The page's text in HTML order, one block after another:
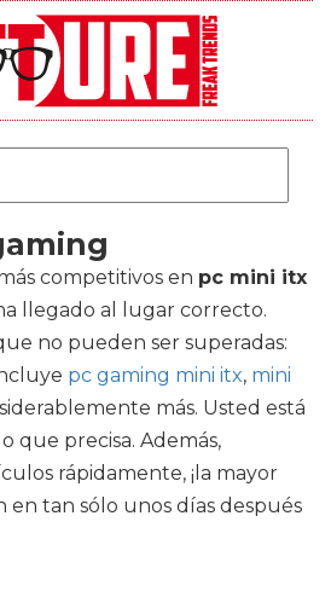
competitivos en pc mini itx
llegado al lugar correcto.
no pueden ser superadas:
pc gaming mini itx, mini
más. Usted está
que precisa. Además,
rápidamente, ¡la mayor
en tan sólo unos días después